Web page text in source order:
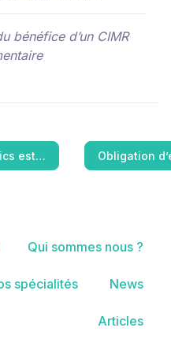
bénéfice d’un CIMR
est… Obligation
Qui sommes nous ?
spécialités News
Articles